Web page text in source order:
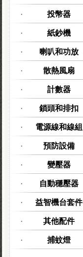
投幣器
紙鈔機
喇叭和功放
散熱風扇
計數器
鎖頭和排扣
電源線和線組
預防設備
變壓器
自動穩壓器
益智機台套件
其他配件
捕蚊燈